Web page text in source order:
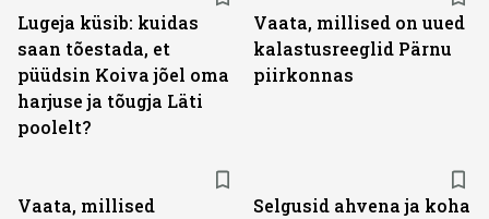
Lugeja küsib: kuidas
saan tõestada, et
püüdsin Koiva jõel oma
harjuse ja tõugja Läti
poolelt?
Vaata, millised on uued
kalastusreeglid Pärnu
piirkonnas
Vaata, millised
Selgusid ahvena ja koha